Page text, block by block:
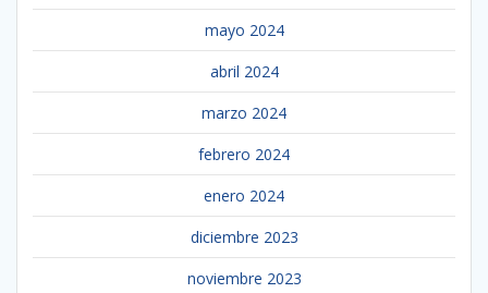
mayo 2024
abril 2024
marzo 2024
febrero 2024
enero 2024
diciembre 2023
noviembre 2023